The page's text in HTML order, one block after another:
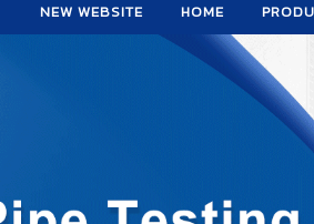
NEW WEBSITE HOME